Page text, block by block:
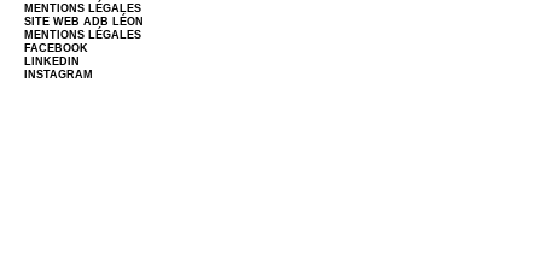
MENTIONS LÉGALES
SITE WEBADB LÉON
MENTIONS LÉGALES
FACEBOOK
LINKEDIN
INSTAGRAM